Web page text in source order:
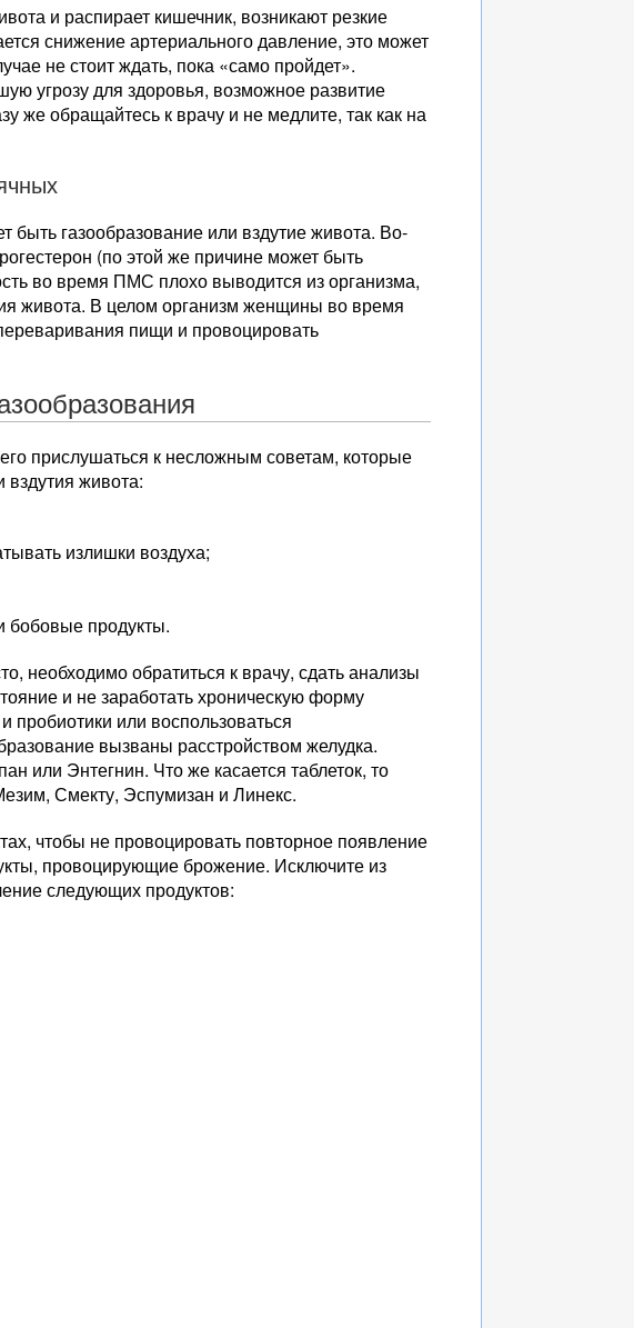
и распирает кишечник, возникают резкие
снижение артериального давление, это может
не стоит ждать, пока «само пройдет».
угрозу для здоровья, возможное развитие
же обращайтесь к врачу и не медлите, так как на
газообразование или вздутие живота. Во-
(по этой же причине может быть
во время ПМС плохо выводится из организма,
живота. В целом организм женщины во время
пищи и провоцировать
прислушаться к несложным советам, которые
вздутия живота:
излишки воздуха;
бобовые продукты.
необходимо обратиться к врачу, сдать анализы
и не заработать хроническую форму
пробиотики или воспользоваться
вызваны расстройством желудка.
или Энтегнин. Что же касается таблеток, то
Смекту, Эспумизан и Линекс.
чтобы не провоцировать повторное появление
провоцирующие брожение. Исключите из
следующих продуктов: